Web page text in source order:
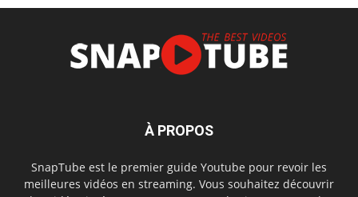
À PROPOS
SnapTube est le premier guide Youtube pour revoir les
meilleures vidéos en streaming. Vous souhaitez découvrir